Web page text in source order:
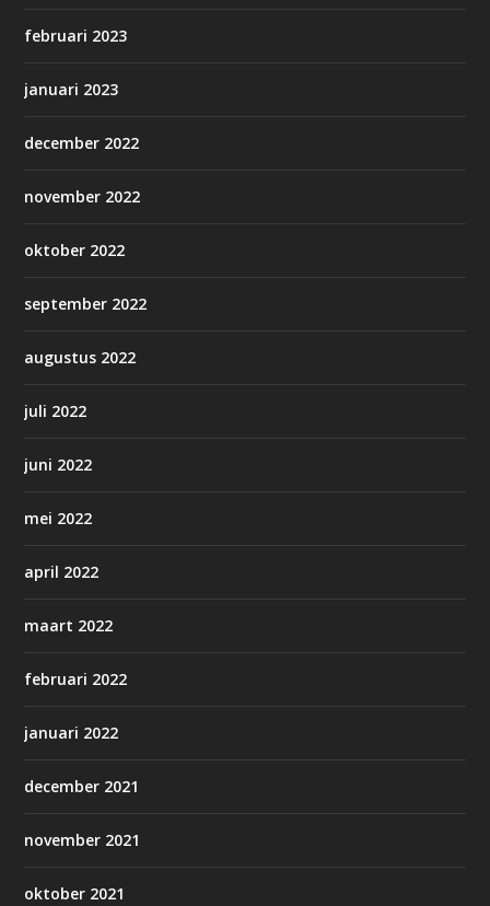
februari 2023
januari 2023
december 2022
november 2022
oktober 2022
september 2022
augustus 2022
juli 2022
juni 2022
mei 2022
april 2022
maart 2022
februari 2022
januari 2022
december 2021
november 2021
oktober 2021